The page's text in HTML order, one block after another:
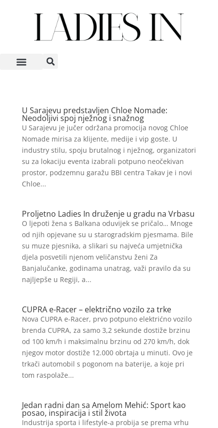
U Sarajevu predstavljen Chloe Nomade:
Neodoljivi spoj nježnog i snažnog
U Sarajevu je jučer održana promocija novog Chloe
Nomade mirisa za klijente, medije i vip goste. U
industry stilu, spoju brutalnog i nježnog, organizatori
su za lokaciju eventa izabrali potpuno neočekivan
prostor, podzemnu garažu BBI centra Takav je i novi
Chloe...
Proljetno Ladies In druženje u gradu na Vrbasu
O ljepoti žena s Balkana oduvijek se pričalo… Mnoge
od njih opjevane su u starogradskim pjesmama. Bile
su muze pjesnika, a slikari su najveća umjetnička
djela posvetili njenom veličanstvu ženi Za
Banjalučanke, godinama unatrag, važi pravilo da su
najljepše u Regiji, a...
CUPRA e-Racer – električno vozilo za trke
Nova CUPRA e-Racer, prvo potpuno elektrićno vozilo
brenda CUPRA, za samo 3,2 sekunde dostiže brzinu
od 100 km/h i maksimalnu brzinu od 270 km/h, dok
njegov motor dostiže 12.000 obrtaja u minuti. Ovo je
trkači automobil s pogonom na baterije, a koje pri
tom raspolaže...
Jedan radni dan sa Amelom Mehić: Sport kao
posao, inspiracija i stil života
Industrija sporta i lifestyle-a probija se prema vrhu